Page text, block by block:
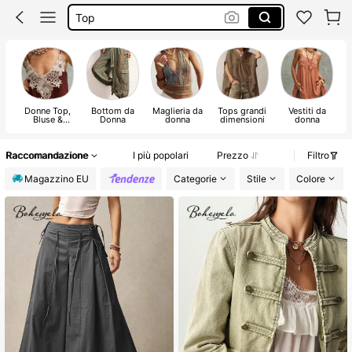
Copri Costumi Donna Mare
Costumi Mare Donna
Donne Top,
Bluse &
Bottom da
Donna
Maglieria da
donna
Tops grandi
dimensioni
Vestiti da
donna
Raccomandazione I più popolari Prezzo
Filtro
Magazzino EU
Categorie Stile Colore